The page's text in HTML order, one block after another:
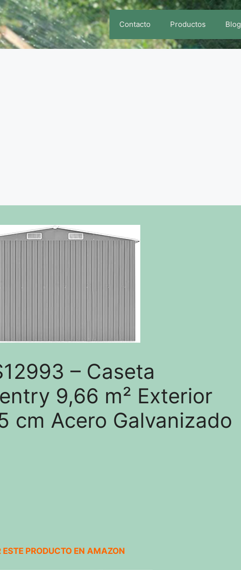
Contacto Productos Blog
– Caseta
9,66 m² Exterior
cm Acero Galvanizado
ESTE PRODUCTO EN AMAZON